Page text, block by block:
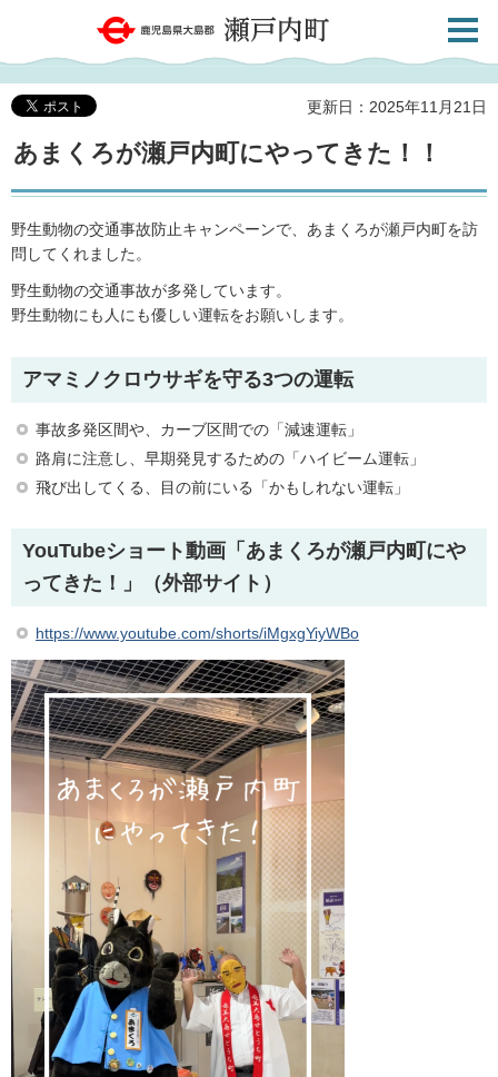
鹿児島県大島郡 瀬戸内町
共通メ
更新日：2025年11月21日
あまくろが瀬戸内町にやってきた！！
野生動物の交通事故防止キャンペーンで、あまくろが瀬戸内町を訪
問してくれました。
野生動物の交通事故が多発しています。
野生動物にも人にも優しい運転をお願いします。
アマミノクロウサギを守る3つの運転
事故多発区間や、カーブ区間での「減速運転」
路肩に注意し、早期発見するための「ハイビーム運転」
飛び出してくる、目の前にいる「かもしれない運転」
YouTubeショート動画「あまくろが瀬戸内町にや
ってきた！」（外部サイト）
https://www.youtube.com/shorts/iMgxgYiyWBo